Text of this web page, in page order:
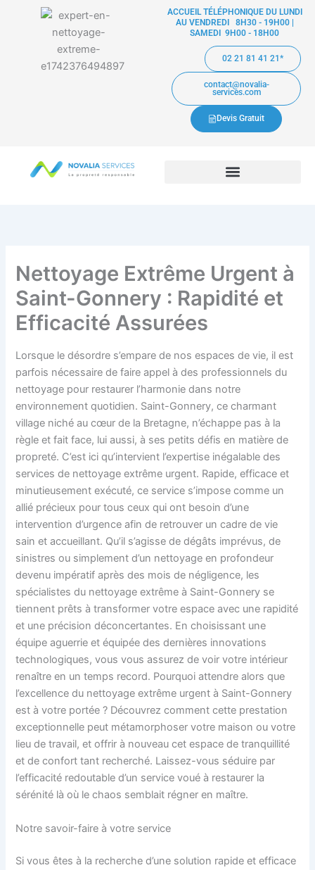
ACCUEIL TÉLÉPHONIQUE DU LUNDI
AU VENDREDI 8H30 - 19H00 |
SAMEDI 9H00 - 18H00
02 21 81 41 21*
contact@novalia-
services.com
Devis Gratuit
Nettoyage Extrême Urgent à
Saint-Gonnery : Rapidité et
Efficacité Assurées
Lorsque le désordre s’empare de nos espaces de vie, il est
parfois nécessaire de faire appel à des professionnels du
nettoyage pour restaurer l’harmonie dans notre
environnement quotidien. Saint-Gonnery, ce charmant
village niché au cœur de la Bretagne, n’échappe pas à la
règle et fait face, lui aussi, à ses petits défis en matière de
propreté. C’est ici qu’intervient l’expertise inégalable des
services de nettoyage extrême urgent. Rapide, efficace et
minutieusement exécuté, ce service s’impose comme un
allié précieux pour tous ceux qui ont besoin d’une
intervention d’urgence afin de retrouver un cadre de vie
sain et accueillant. Qu’il s’agisse de dégâts imprévus, de
sinistres ou simplement d’un nettoyage en profondeur
devenu impératif après des mois de négligence, les
spécialistes du nettoyage extrême à Saint-Gonnery se
tiennent prêts à transformer votre espace avec une rapidité
et une précision déconcertantes. En choisissant une
équipe aguerrie et équipée des dernières innovations
technologiques, vous vous assurez de voir votre intérieur
renaître en un temps record. Pourquoi attendre alors que
l’excellence du nettoyage extrême urgent à Saint-Gonnery
est à votre portée ? Découvrez comment cette prestation
exceptionnelle peut métamorphoser votre maison ou votre
lieu de travail, et offrir à nouveau cet espace de tranquillité
et de confort tant recherché. Laissez-vous séduire par
l’efficacité redoutable d’un service voué à restaurer la
sérénité là où le chaos semblait régner en maître.
Notre savoir-faire à votre service
Si vous êtes à la recherche d’une solution rapide et efficace